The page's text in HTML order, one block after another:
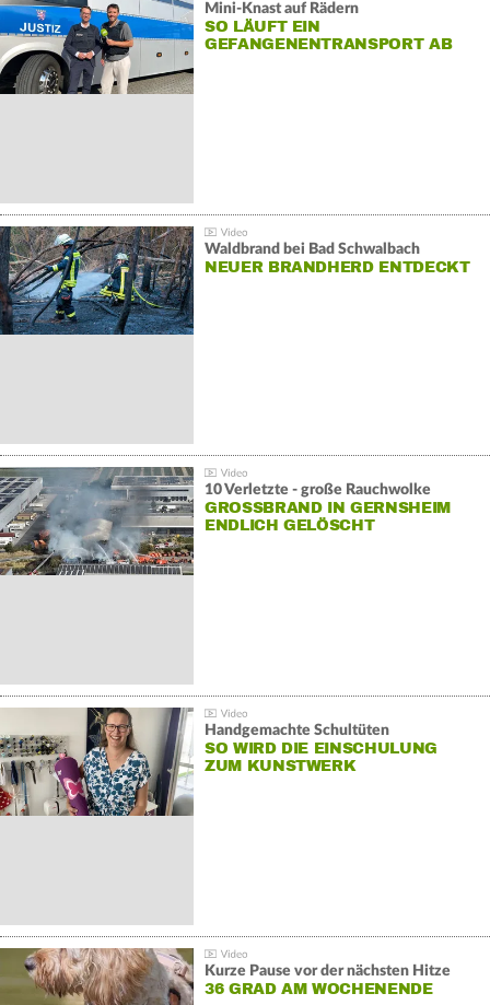
Mini-Knast auf Rädern
SO LÄUFT EIN
GEFANGENENTRANSPORT AB
Waldbrand bei Bad Schwalbach
NEUER BRANDHERD ENTDECKT
10 Verletzte - große Rauchwolke
GROSSBRAND IN GERNSHEIM E
NDLICH GELÖSCHT
Handgemachte Schultüten
SO WIRD DIE EINSCHULUNG
ZUM KUNSTWERK
Kurze Pause vor der nächsten Hitze
36 GRAD AM WOCHENENDE